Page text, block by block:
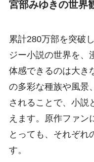
宮部みゆきの世界
累計280万部を突破
ジー小説の世界を、
体感できるのは大き
の多彩な種族や風景
されることで、小説
えます。原作ファン
とっても、それぞれ
す。